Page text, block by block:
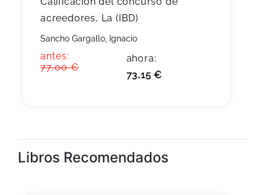
acreedores, La (IBD)
Sancho Gargallo, Ignacio
antes:
77,00 €
ahora:
73,15 €
Libros Recomendados